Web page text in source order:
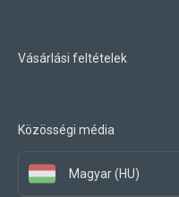
Vásárlási feltételek
Közösségi média
Magyar (HU)